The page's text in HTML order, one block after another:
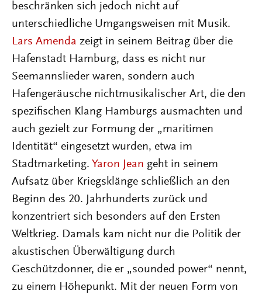
beschränken sich jedoch nicht auf
unterschiedliche Umgangsweisen mit Musik.
Lars Amenda zeigt in seinem Beitrag über die
Hafenstadt Hamburg, dass es nicht nur
Seemannslieder waren, sondern auch
Hafengeräusche nichtmusikalischer Art, die den
spezifischen Klang Hamburgs ausmachten und
auch gezielt zur Formung der „maritimen
Identität“ eingesetzt wurden, etwa im
Stadtmarketing. Yaron Jean geht in seinem
Aufsatz über Kriegsklänge schließlich an den
Beginn des 20. Jahrhunderts zurück und
konzentriert sich besonders auf den Ersten
Weltkrieg. Damals kam nicht nur die Politik der
akustischen Überwältigung durch
Geschützdonner, die er „sounded power“ nennt,
zu einem Höhepunkt. Mit der neuen Form von